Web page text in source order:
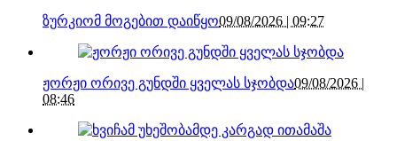
ზურკიომ მოგებით დაიწყო09/08/2026 | 09:27
ჟორჟი ორივე გუნდში ყველას სჯობდა09/08/2026 |
08:46